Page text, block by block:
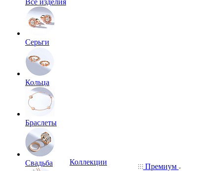
Все изделия
Серьги
Кольца
Браслеты
Свадьба
Коллекции
Премиум